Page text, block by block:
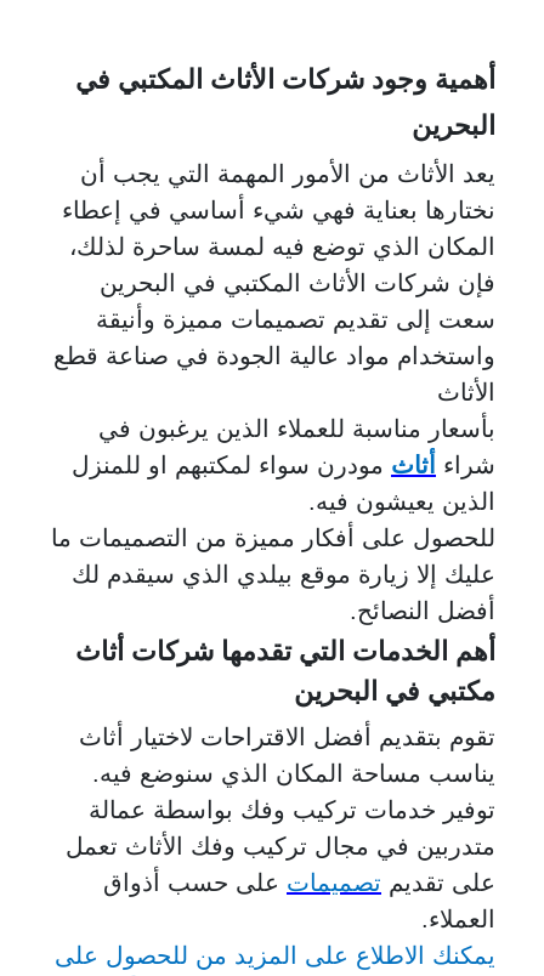
أهمية وجود شركات الأثاث المكتبي في
البحرين
يعد الأثاث من الأمور المهمة التي يجب أن
نختارها بعناية فهي شيء أساسي في إعطاء
المكان الذي توضع فيه لمسة ساحرة لذلك،
فإن شركات الأثاث المكتبي في البحرين
سعت إلى تقديم تصميمات مميزة وأنيقة
واستخدام مواد عالية الجودة في صناعة قطع
الأثاث
بأسعار مناسبة للعملاء الذين يرغبون في
شراء أثاث مودرن سواء لمكتبهم او للمنزل
الذين يعيشون فيه.
للحصول على أفكار مميزة من التصميمات ما
عليك إلا زيارة موقع بيلدي الذي سيقدم لك
أفضل النصائح.
أهم الخدمات التي تقدمها شركات أثاث
مكتبي في البحرين
تقوم بتقديم أفضل الاقتراحات لاختيار أثاث
يناسب مساحة المكان الذي سنوضع فيه.
توفير خدمات تركيب وفك بواسطة عمالة
متدربين في مجال تركيب وفك الأثاث تعمل
على تقديم تصميمات على حسب أذواق
العملاء.
يمكنك الاطلاع على المزيد من للحصول على